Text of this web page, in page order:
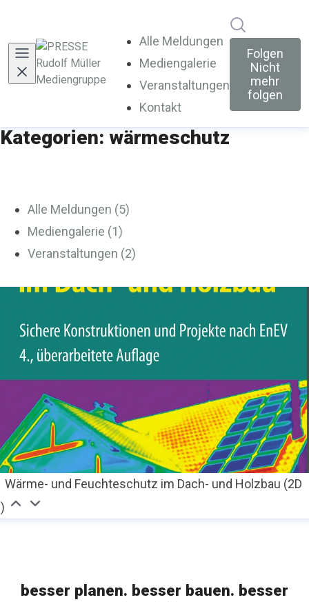
Alle Meldungen
Mediengalerie
Veranstaltungen
Kontakt
Folgen
Nicht
mehr
folgen
Kategorien: wärmeschutz
Alle Meldungen (5)
Mediengalerie (1)
Veranstaltungen (2)
Wärme- und Feuchteschutz im Dach- und Holzbau (2D
besser planen. besser bauen. besser